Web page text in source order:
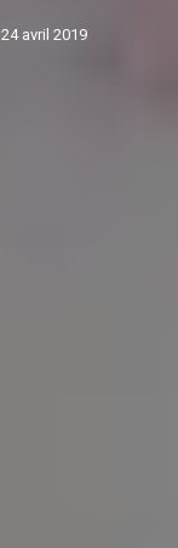
24 avril 2019